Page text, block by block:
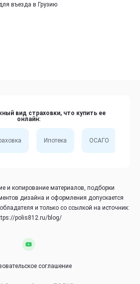
въезда в Грузию
вид страховки, что купить ее
онлайн:
Ипотека ОСАГО
и копирование материалов, подборки
дизайна и оформления допускается
и только со ссылкой на источник:
polis812.ru/blog/
соглашение